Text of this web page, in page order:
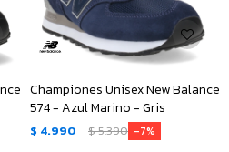
Championes Unisex New Balance
574 - Azul Marino - Gris
$ 4.990 $5.390 7